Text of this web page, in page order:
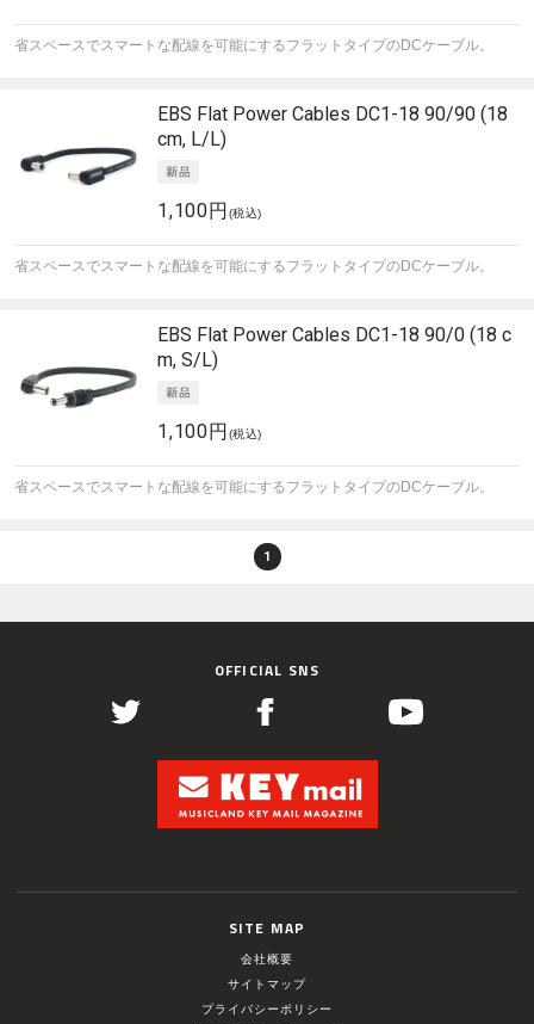
省スペースでスマートな配線を可能にするフラットタイプのDCケーブル。
EBS Flat Power Cables DC1-18 90/90 (18
cm, L/L)
1,100円 (税込)
省スペースでスマートな配線を可能にするフラットタイプのDCケーブル。
EBS Flat Power Cables DC1-18 90/0 (18 c
m, S/L)
1,100円 (税込)
省スペースでスマートな配線を可能にするフラットタイプのDCケーブル。
1
OFFICIAL SNS
SITE MAP
会社概要
サイトマップ
プライバシーポリシー